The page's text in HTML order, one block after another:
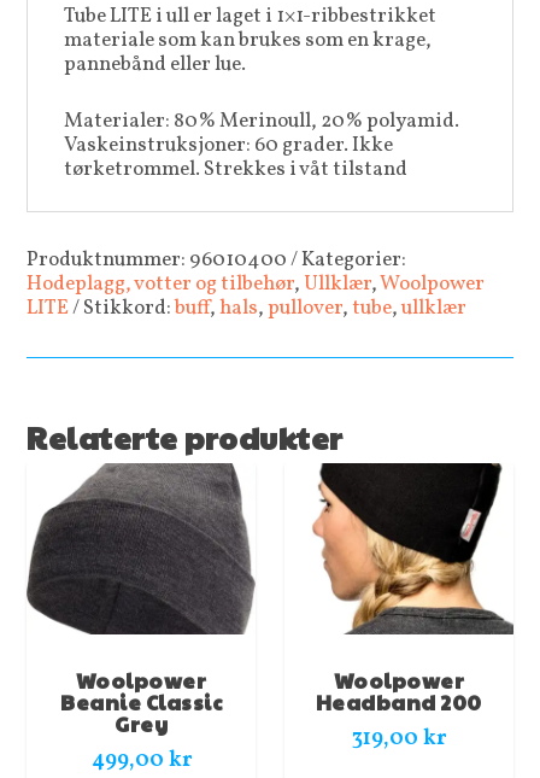
Tube LITE i ull er laget i 1×1-ribbestrikket
materiale som kan brukes som en krage,
pannebånd eller lue.
Materialer: 80% Merinoull, 20% polyamid.
Vaskeinstruksjoner: 60 grader. Ikke
tørketrommel. Strekkes i våt tilstand
Produktnummer: 96010400 Kategorier:
Hodeplagg, votter og tilbehør, Ullklær,Woolpower
LITE Stikkord:buff,hals,pullover,tube,ullklær
Relaterte produkter
Woolpower
Beanie Classic
Grey
499,00 kr
Woolpower
Headband 200
319,00 kr